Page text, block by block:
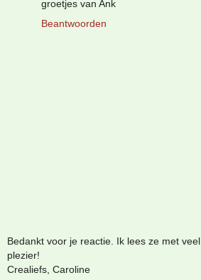
groetjes van Ank
Beantwoorden
Bedankt voor je reactie. Ik lees ze met veel
plezier!
Crealiefs, Caroline